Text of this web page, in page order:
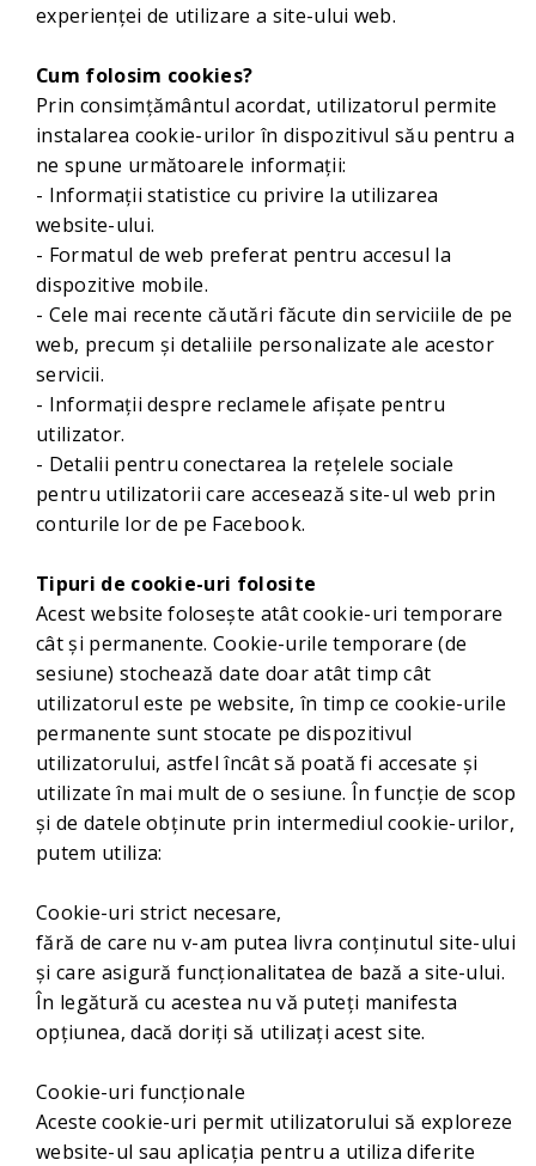
experienței de utilizare a site-ului web.
Cum folosim cookies?
Prin consimțământul acordat, utilizatorul permite
instalarea cookie-urilor în dispozitivul său pentru a
ne spune următoarele informații:
- Informații statistice cu privire la utilizarea
website-ului.
- Formatul de web preferat pentru accesul la
dispozitive mobile.
- Cele mai recente căutări făcute din serviciile de pe
web, precum și detaliile personalizate ale acestor
servicii.
- Informații despre reclamele afișate pentru
utilizator.
- Detalii pentru conectarea la rețelele sociale
pentru utilizatorii care accesează site-ul web prin
conturile lor de pe Facebook.
Tipuri de cookie-uri folosite
Acest website folosește atât cookie-uri temporare
cât și permanente. Cookie-urile temporare (de
sesiune) stochează date doar atât timp cât
utilizatorul este pe website, în timp ce cookie-urile
permanente sunt stocate pe dispozitivul
utilizatorului, astfel încât să poată fi accesate și
utilizate în mai mult de o sesiune. În funcție de scop
și de datele obținute prin intermediul cookie-urilor,
putem utiliza:
Cookie-uri strict necesare,
fără de care nu v-am putea livra conținutul site-ului
și care asigură funcționalitatea de bază a site-ului.
În legătură cu acestea nu vă puteți manifesta
opțiunea, dacă doriți să utilizați acest site.
Cookie-uri funcționale
Aceste cookie-uri permit utilizatorului să exploreze
website-ul sau aplicația pentru a utiliza diferite